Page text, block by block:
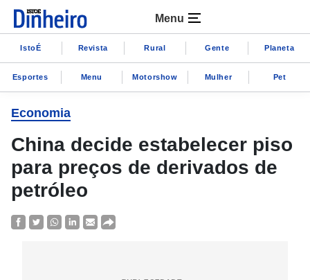
Menu
IstoÉ Revista Rural Gente Planeta
Esportes Menu Motorshow Mulher Pet
Economia
China decide estabelecer piso
para preços de derivados de
petróleo